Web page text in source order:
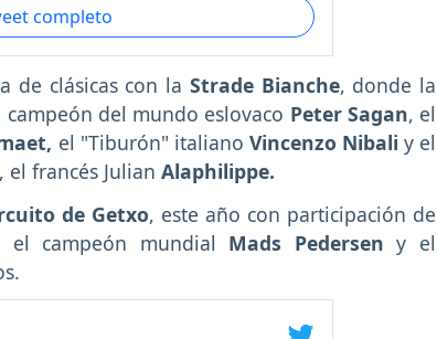
completo
de clásicas con la Strade Bianche, donde la
del mundo eslovaco Peter Sagan, el
el "Tiburón" italiano Vincenzo Nibali y el
francés Julian Alaphilippe.
de Getxo, este año con participación de
el campeón mundial Mads Pedersen y el